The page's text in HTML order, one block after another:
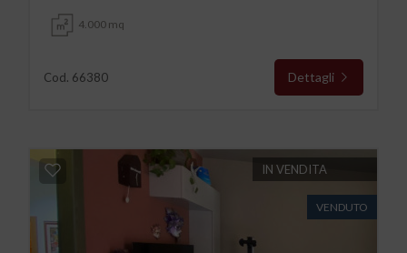
4.000 mq
Cod. 66380 Dettagli
IN VENDITA
VENDUTO